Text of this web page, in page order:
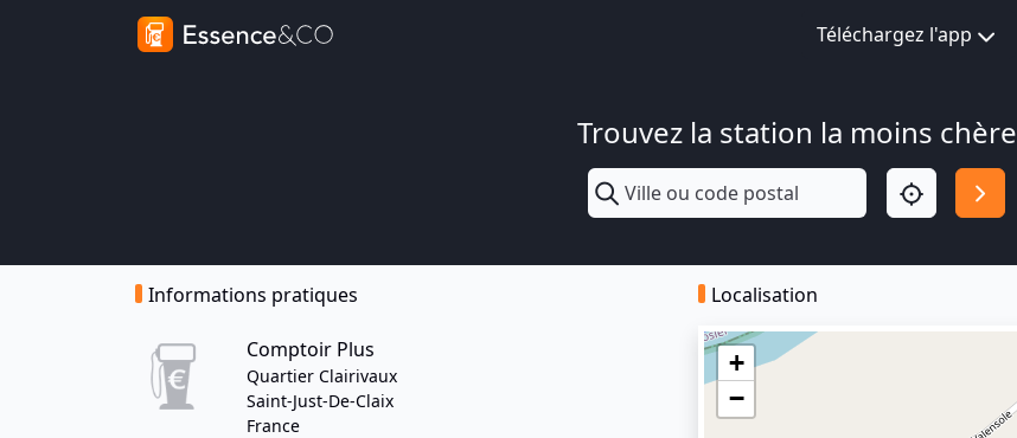
Téléchargez l'app
Trouvez la station la moins chère
Informations pratiques
Comptoir Plus
Quartier Clairivaux
Saint-Just-De-Claix
France
Localisation
+
−